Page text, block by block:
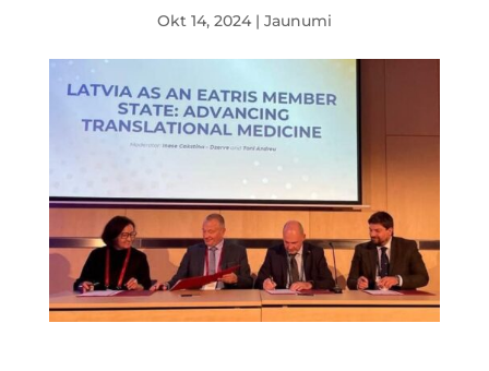
Okt 14, 2024| Jaunumi